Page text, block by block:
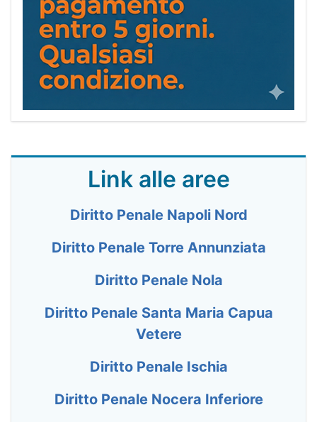
Link alle aree
Diritto Penale Napoli Nord
Diritto Penale Torre Annunziata
Diritto Penale Nola
Diritto Penale Santa Maria Capua
Vetere
Diritto Penale Ischia
Diritto Penale Nocera Inferiore